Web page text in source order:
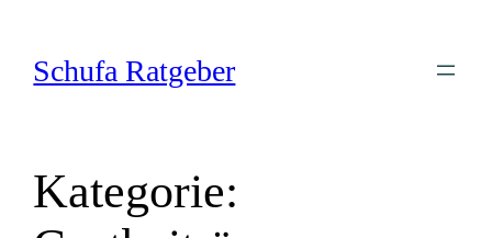
springen
Schufa Ratgeber
Kategorie: